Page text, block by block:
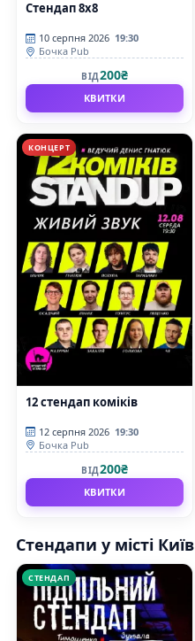
Стендап 8x8
10 серпня 2026 19:30
Бочка Pub
ВІД200₴
КВИТКИ
КОНЦЕРТ
12 стендап коміків
12 серпня 2026 19:30
Бочка Pub
ВІД200₴
КВИТКИ
Стендапи у місті Київ
СТЕНДАП